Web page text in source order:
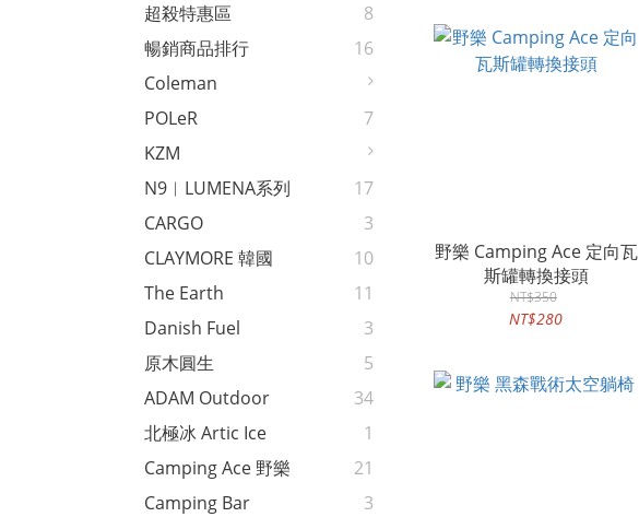
超殺特惠區
8
暢銷商品排行
16
Coleman
POLeR
7
KZM
N9︱LUMENA系列
17
CARGO
3
CLAYMORE 韓國
10
The Earth
11
Danish Fuel
3
原木圓生
5
ADAM Outdoor
34
北極冰 Artic Ice
1
Camping Ace 野樂
21
Camping Bar
3
野樂 Camping Ace 定向瓦
斯罐轉換接頭
NT$350
NT$280